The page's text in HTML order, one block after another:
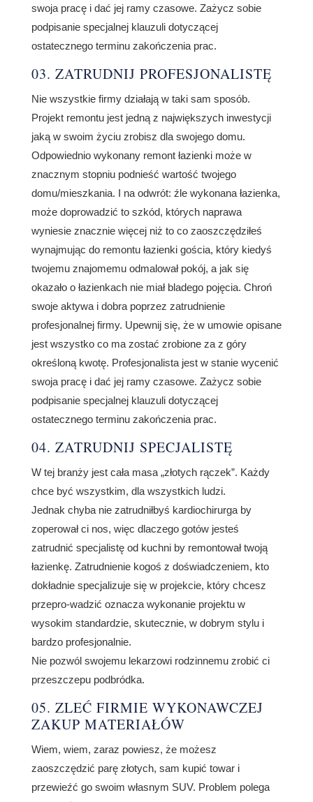
swoja pracę i dać jej ramy czasowe. Zażycz sobie
podpisanie specjalnej klauzuli dotyczącej
ostatecznego terminu zakończenia prac.
03. ZATRUDNIJ PROFESJONALISTĘ
Nie wszystkie firmy działają w taki sam sposób.
Projekt remontu jest jedną z największych inwestycji
jaką w swoim życiu zrobisz dla swojego domu.
Odpowiednio wykonany remont łazienki może w
znacznym stopniu podnieść wartość twojego
domu/mieszkania. I na odwrót: źle wykonana łazienka,
może doprowadzić to szkód, których naprawa
wyniesie znacznie więcej niż to co zaoszczędziłeś
wynajmując do remontu łazienki gościa, który kiedyś
twojemu znajomemu odmalował pokój, a jak się
okazało o łazienkach nie miał bladego pojęcia. Chroń
swoje aktywa i dobra poprzez zatrudnienie
profesjonalnej firmy. Upewnij się, że w umowie opisane
jest wszystko co ma zostać zrobione za z góry
określoną kwotę. Profesjonalista jest w stanie wycenić
swoja pracę i dać jej ramy czasowe. Zażycz sobie
podpisanie specjalnej klauzuli dotyczącej
ostatecznego terminu zakończenia prac.
04. ZATRUDNIJ SPECJALISTĘ
W tej branży jest cała masa „złotych rączek”. Każdy
chce być wszystkim, dla wszystkich ludzi.
Jednak chyba nie zatrudniłbyś kardiochirurga by
zoperował ci nos, więc dlaczego gotów jesteś
zatrudnić specjalistę od kuchni by remontował twoją
łazienkę. Zatrudnienie kogoś z doświadczeniem, kto
dokładnie specjalizuje się w projekcie, który chcesz
przepro-wadzić oznacza wykonanie projektu w
wysokim standardzie, skutecznie, w dobrym stylu i
bardzo profesjonalnie.
Nie pozwól swojemu lekarzowi rodzinnemu zrobić ci
przeszczepu podbródka.
05. ZLEĆ FIRMIE WYKONAWCZEJ
ZAKUP MATERIAŁÓW
Wiem, wiem, zaraz powiesz, że możesz
zaoszczędzić parę złotych, sam kupić towar i
przewieźć go swoim własnym SUV. Problem polega